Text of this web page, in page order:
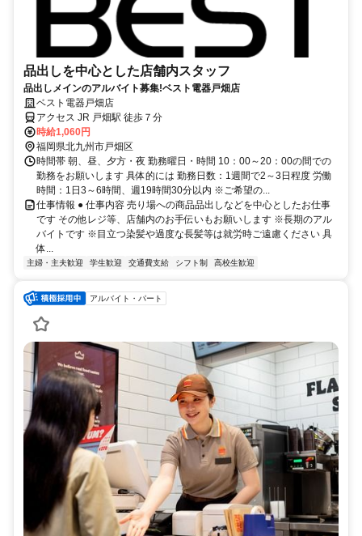
品出しを中心とした店舗内スタッフ
品出しメインのアルバイト募集!ベスト電器戸畑店
ベスト電器戸畑店
アクセス JR 戸畑駅 徒歩７分
時給1,060円
福岡県北九州市戸畑区
時間帯 朝、昼、夕方・夜 勤務曜日・時間 10：00～20：00の間での
勤務をお願いします 具体的には 勤務日数：1週間で2～3日程度 労働
時間：1日3～6時間、週19時間30分以内 ※ご希望の...
仕事情報 ● 仕事内容 売り場への商品品出しなどを中心としたお仕事
です その他レジ等、店舗内のお手伝いもお願いします ※長期のアル
バイトです ※目立つ染髪や過度な長髪等は就労時ご遠慮ください 具
体...
主婦・主夫歓迎 学生歓迎 交通費支給 シフト制 高校生歓迎
アルバイト・パート